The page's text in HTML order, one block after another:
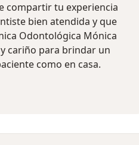
compartir tu experiencia
bien atendida y que
Odontológica Mónica
cariño para brindar un
como en casa.